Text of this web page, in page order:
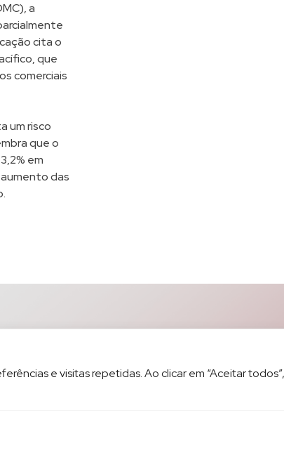
e visitas repetidas. Ao clicar em “Aceitar
a
cita o
que
comerciais
um risco
que o
em
das